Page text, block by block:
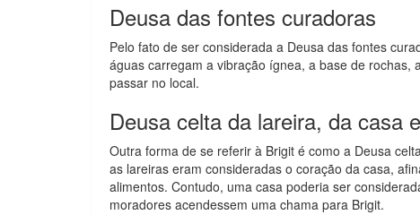
Deusa das fontes curadoras
Pelo fato de ser considerada a Deusa das fontes
águas carregam a vibração ígnea, a base de
passar no local.
Deusa celta da lareira, da casa
Outra forma de se referir à Brigit é como a Deusa
as lareiras eram consideradas o coração da casa,
alimentos. Contudo, uma casa poderia ser
moradores acendessem uma chama para Brigit.